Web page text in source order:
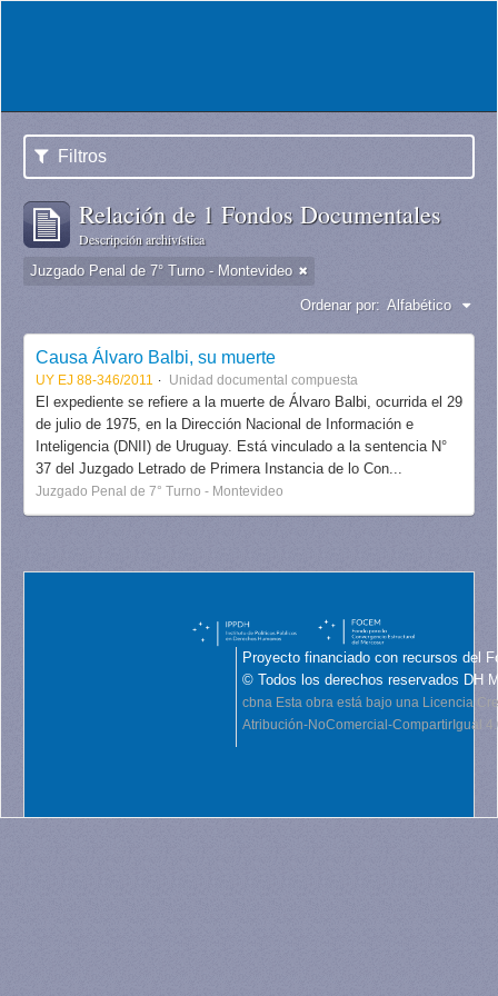
Filtros
Relación de 1 Fondos Documentales
Descripción archivística
Juzgado Penal de 7° Turno - Montevideo
Ordenar por: Alfabético
Causa Álvaro Balbi, su muerte
UY EJ 88-346/2011 Unidad documental compuesta
El expediente se refiere a la muerte de Álvaro Balbi, ocurrida el 29
de julio de 1975, en la Dirección Nacional de Información e
Inteligencia (DNII) de Uruguay. Está vinculado a la sentencia N°
37 del Juzgado Letrado de Primera Instancia de lo Con...
Juzgado Penal de 7° Turno - Montevideo
Proyecto financiado con recursos del
© Todos los derechos reservados DH
cbna Esta obra está bajo una Licencia
Atribución-NoComercial-CompartirIgual